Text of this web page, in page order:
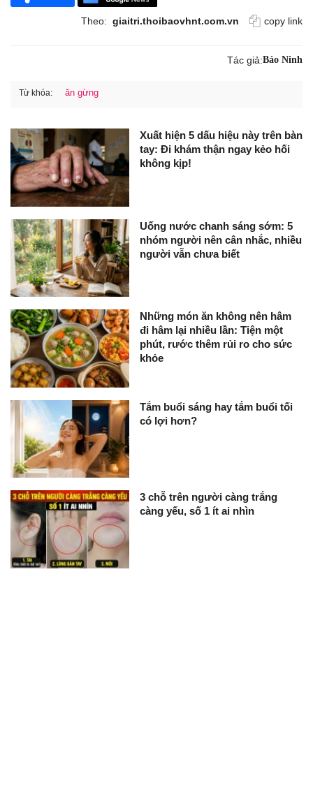
Theo: giaitri.thoibaovhnt.com.vn copy link
Tác giả:Bảo Ninh
Từ khóa: ăn gừng
Xuất hiện 5 dấu hiệu này trên bàn
tay: Đi khám thận ngay kẻo hối
không kịp!
Uống nước chanh sáng sớm: 5
nhóm người nên cân nhắc, nhiều
người vẫn chưa biết
Những món ăn không nên hâm
đi hâm lại nhiều lần: Tiện một
phút, rước thêm rủi ro cho sức
khỏe
Tắm buổi sáng hay tắm buổi tối
có lợi hơn?
3 chỗ trên người càng trắng
càng yếu, số 1 ít ai nhìn